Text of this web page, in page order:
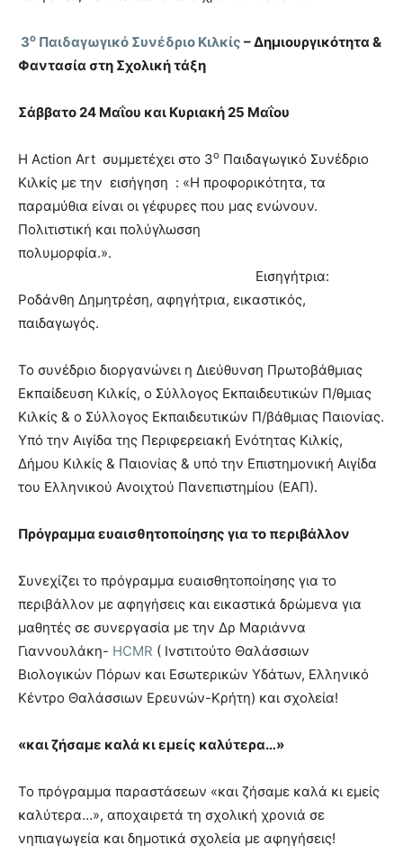
3ο Παιδαγωγικό Συνέδριο Κιλκίς – Δημιουργικότητα &
Φαντασία στη Σχολική τάξη
Σάββατο 24 Μαΐου και Κυριακή 25 Μαΐου
Η Αction Art συμμετέχει στο 3ο Παιδαγωγικό Συνέδριο
Κιλκίς με την εισήγηση : «Η προφορικότητα, τα
παραμύθια είναι οι γέφυρες που μας ενώνουν.
Πολιτιστική και πολύγλωσση
πολυμορφία.».
Εισηγήτρια:
Ροδάνθη Δημητρέση, αφηγήτρια, εικαστικός,
παιδαγωγός.
Το συνέδριο διοργανώνει η Διεύθυνση Πρωτοβάθμιας
Εκπαίδευση Κιλκίς, ο Σύλλογος Εκπαιδευτικών Π/θμιας
Κιλκίς & ο Σύλλογος Εκπαιδευτικών Π/βάθμιας Παιονίας.
Υπό την Αιγίδα της Περιφερειακή Ενότητας Κιλκίς,
Δήμου Κιλκίς & Παιονίας & υπό την Επιστημονική Αιγίδα
του Ελληνικού Ανοιχτού Πανεπιστημίου (ΕΑΠ).
Πρόγραμμα ευαισθητοποίησης για το περιβάλλον
Συνεχίζει το πρόγραμμα ευαισθητοποίησης για το
περιβάλλον με αφηγήσεις και εικαστικά δρώμενα για
μαθητές σε συνεργασία με την Δρ Μαριάννα
Γιαννουλάκη- HCMR ( Ινστιτούτο Θαλάσσιων
Βιολογικών Πόρων και Εσωτερικών Υδάτων, Ελληνικό
Κέντρο Θαλάσσιων Ερευνών-Κρήτη) και σχολεία!
«και ζήσαμε καλά κι εμείς καλύτερα…»
Το πρόγραμμα παραστάσεων «και ζήσαμε καλά κι εμείς
καλύτερα…», αποχαιρετά τη σχολική χρονιά σε
νηπιαγωγεία και δημοτικά σχολεία με αφηγήσεις!